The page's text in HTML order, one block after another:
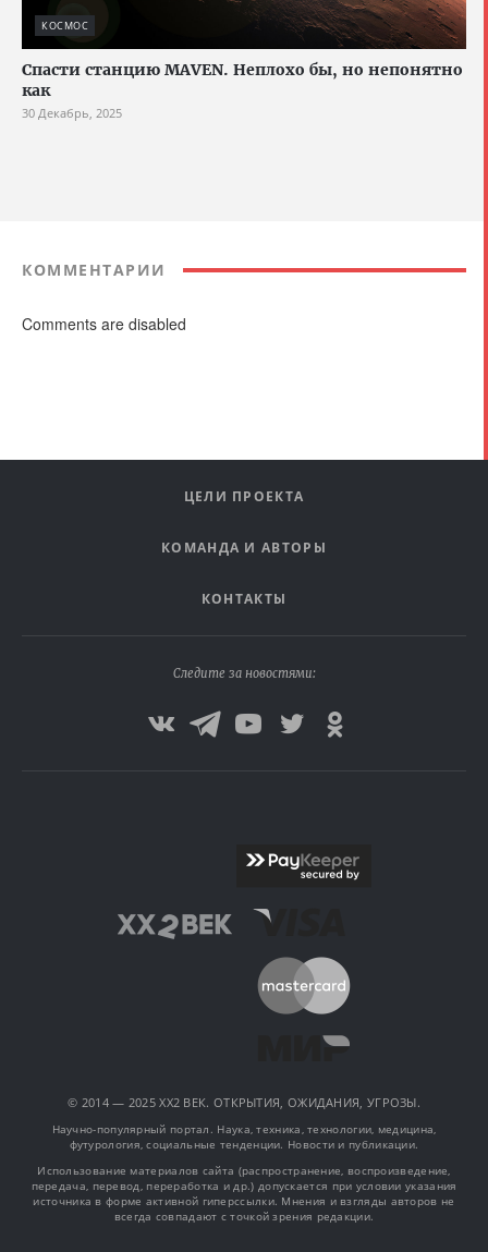
КОСМОС
Спасти станцию MAVEN. Неплохо бы, но непонятно
как
30 Декабрь, 2025
КОММЕНТАРИИ
Comments are disabled
ЦЕЛИ ПРОЕКТА
КОМАНДА И АВТОРЫ
КОНТАКТЫ
Следите за новостями:
© 2014 — 2025 XX2 ВЕК. ОТКРЫТИЯ, ОЖИДАНИЯ, УГРОЗЫ.
Научно-популярный портал. Наука, техника, технологии, медицина,
футурология, социальные тенденции. Новости и публикации.
Использование материалов сайта (распространение, воспроизведение,
передача, перевод, переработка и др.) допускается при условии указания
источника в форме активной гиперссылки. Мнения и взгляды авторов не
всегда совпадают с точкой зрения редакции.